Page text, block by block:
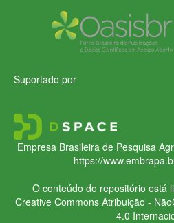
Suportado por
Empresa Brasileira de Pesquisa
https://
O conteúdo do repositório está
Creative CommonsAtribuição -
4.0